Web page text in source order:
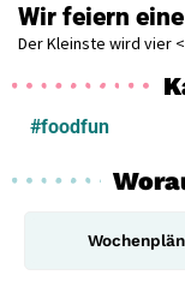
Wir feiern
Der Kleinste wird vier
#foodfun